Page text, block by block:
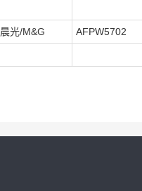
晨光/M&G AFPW5702